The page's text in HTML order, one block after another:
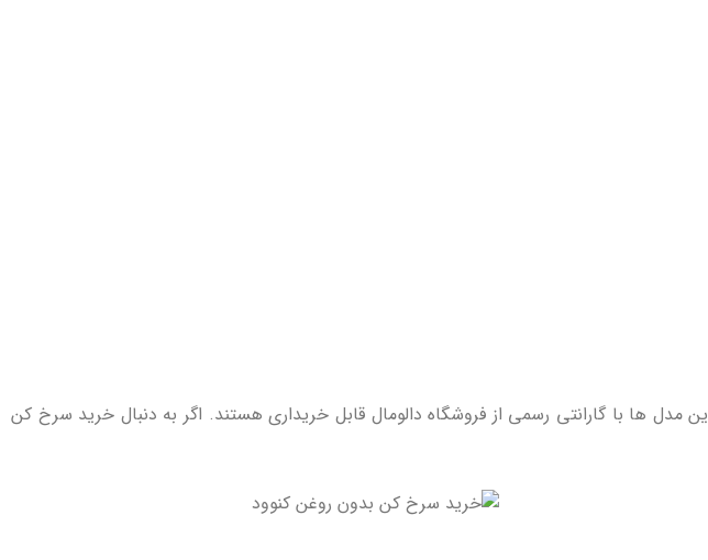
‌ها با گارانتی رسمی از فروشگاه دالومال قابل خریداری هستند. اگر به دنبال خرید سرخ کن